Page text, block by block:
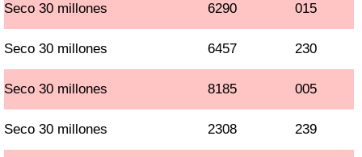
Seco 30 millones 6290 015
Seco 30 millones 6457 230
Seco 30 millones 8185 005
Seco 30 millones 2308 239